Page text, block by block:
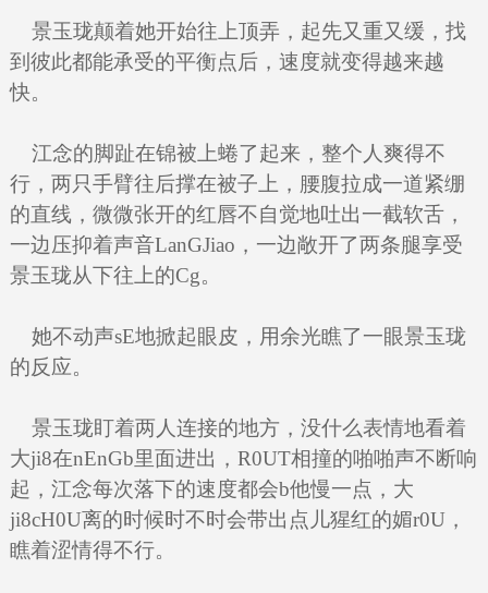
景玉珑颠着她开始往上顶弄，起先又重又缓，找
到彼此都能承受的平衡点后，速度就变得越来越
快。
江念的脚趾在锦被上蜷了起来，整个人爽得不
行，两只手臂往后撑在被子上，腰腹拉成一道紧绷
的直线，微微张开的红唇不自觉地吐出一截软舌，
一边压抑着声音LanGJiao，一边敞开了两条腿享受
景玉珑从下往上的Cg。
她不动声sE地掀起眼皮，用余光瞧了一眼景玉珑
的反应。
景玉珑盯着两人连接的地方，没什么表情地看着
大ji8在nEnGb里面进出，R0UT相撞的啪啪声不断响
起，江念每次落下的速度都会b他慢一点，大
ji8cH0U离的时候时不时会带出点儿猩红的媚r0U，
瞧着涩情得不行。